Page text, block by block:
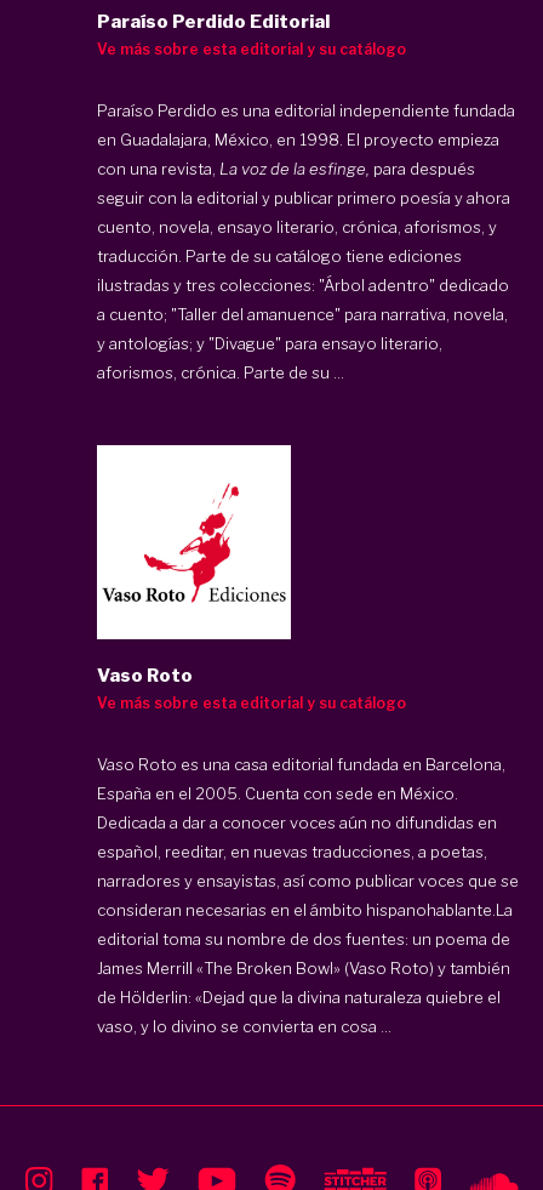
Paraíso Perdido Editorial
Ve más sobre esta editorial y su catálogo
Paraíso Perdido es una editorial independiente fundada
en Guadalajara, México, en 1998. El proyecto empieza
con una revista, La voz de la esfinge, para después
seguir con la editorial y publicar primero poesía y ahora
cuento, novela, ensayo literario, crónica, aforismos, y
traducción. Parte de su catálogo tiene ediciones
ilustradas y tres colecciones: "Árbol adentro" dedicado
a cuento; "Taller del amanuence" para narrativa, novela,
y antologías; y "Divague" para ensayo literario,
aforismos, crónica. Parte de su ...
Vaso Roto
Ve más sobre esta editorial y su catálogo
Vaso Roto es una casa editorial fundada en Barcelona,
España en el 2005. Cuenta con sede en México.
Dedicada a dar a conocer voces aún no difundidas en
español, reeditar, en nuevas traducciones, a poetas,
narradores y ensayistas, así como publicar voces que se
consideran necesarias en el ámbito hispanohablante.La
editorial toma su nombre de dos fuentes: un poema de
James Merrill «The Broken Bowl» (Vaso Roto) y también
de Hölderlin: «Dejad que la divina naturaleza quiebre el
vaso, y lo divino se convierta en cosa ...